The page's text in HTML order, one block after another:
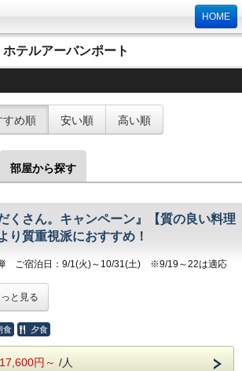
HOME
ホテルアーバンポート
すめ順 安い順 高い順
部屋から探す
くさん。キャンペーン』【質の良い料理
質重視派におすすめ！
ご宿泊日：9/1(火)～10/31(土) ※9/19～22は適応
ご宿泊日：2027年 1/8(金)～1/31(日)
開始日：2026年 12/8(火)
だけではクーポンをお受け取りいただけません。
クーポンの取得につきましては必ずお電話にて
みください。
っと見る
食 夕食
17,600円～ /人